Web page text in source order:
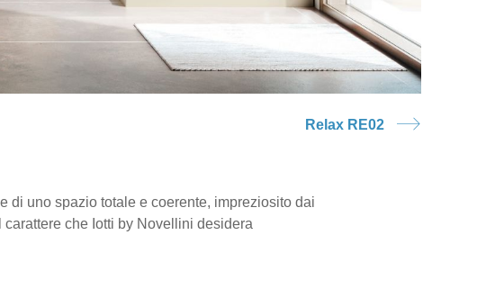
Relax RE02
uno spazio totale e coerente, impreziosito dai
che Iotti by Novellini desidera